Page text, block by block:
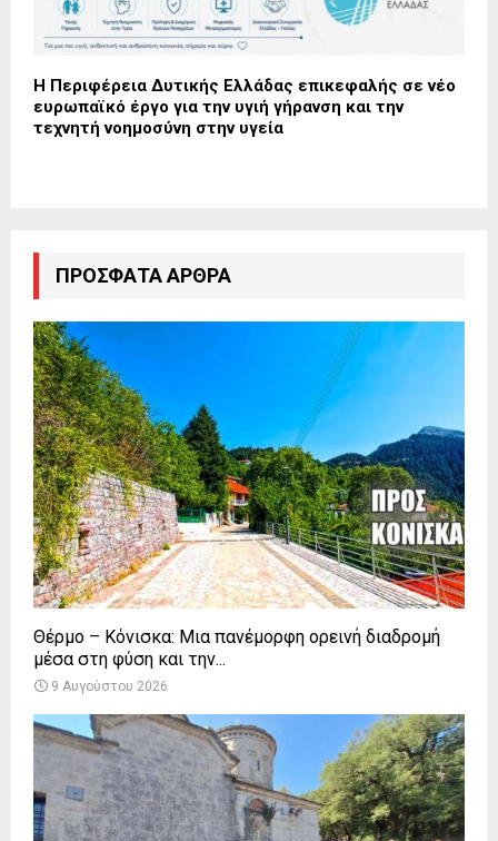
Η Περιφέρεια Δυτικής Ελλάδας επικεφαλής σε νέο
ευρωπαϊκό έργο για την υγιή γήρανση και την
τεχνητή νοημοσύνη στην υγεία
ΠΡΌΣΦΑΤΑ ΆΡΘΡΑ
Θέρμο – Κόνισκα: Μια πανέμορφη ορεινή διαδρομή
μέσα στη φύση και την...
9 Αυγούστου 2026